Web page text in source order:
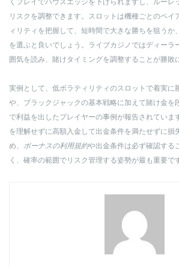
くプレイでハウスエッジを下げられますし、ルーレ
リスクを調整できます。スロットは機種ごとのペイ
ィリティを把握して、短時間で大きな勝ちを狙うか
を選ぶと良いでしょう。ライブカジノではディーラ
囲気を読み、賭けタイミングを調整することが勝敗
実例として、低ボラティリティのスロットで着実に
や、ブラックジャックの基本戦略に加えて賭け金を
で利益を出したプレイヤーの事例が報告されていま
を理解せずに高額入金して出金条件を満たせずに損
め、 ボーナスの利用規約や出金条件は必ず確認する
く、確率の範囲でリスク管理する姿勢が最も重要で